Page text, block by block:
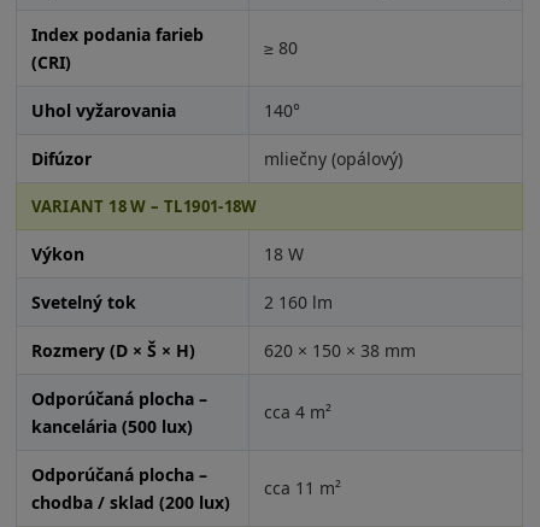
Index podania farieb
(CRI)
≥ 80
Uhol vyžarovania 140°
Difúzor mliečny (opálový)
VARIANT 18 W – TL1901-18W
Výkon 18 W
Svetelný tok 2 160 lm
Rozmery (D × Š × H) 620 × 150 × 38 mm
Odporúčaná plocha –
kancelária (500 lux)
cca 4 m²
Odporúčaná plocha –
chodba / sklad (200 lux)
cca 11 m²